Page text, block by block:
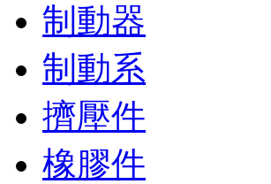
制動器
制動系
擠壓件
橡膠件